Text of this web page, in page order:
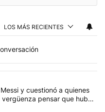
LOS MÁS RECIENTES
más comentarios en los
"Milei despidió a Jorge
y cuestionó a quienes
vergüenza pensar que hubo